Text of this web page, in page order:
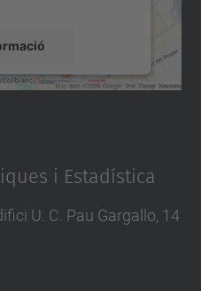
i Estadística
U. C. Pau Gargallo, 14